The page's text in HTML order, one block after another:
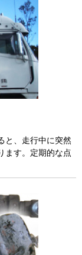
と、走行中に突然
ます。定期的な点